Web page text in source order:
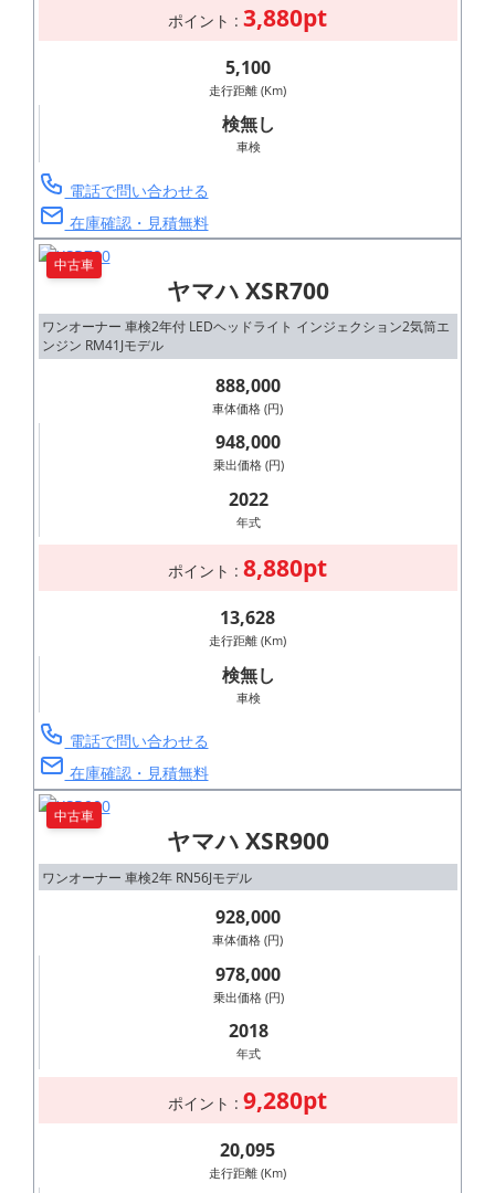
ポイント : 3,880pt
5,100
走行距離 (Km)
検無し
車検
電話で問い合わせる
在庫確認・見積無料
中古車
ヤマハ XSR700
ワンオーナー 車検2年付 LEDヘッドライト インジェクション2気筒エ
ンジン RM41Jモデル
888,000
車体価格 (円)
948,000
乗出価格 (円)
2022
年式
ポイント : 8,880pt
13,628
走行距離 (Km)
検無し
車検
電話で問い合わせる
在庫確認・見積無料
中古車
ヤマハ XSR900
ワンオーナー 車検2年 RN56Jモデル
928,000
車体価格 (円)
978,000
乗出価格 (円)
2018
年式
ポイント : 9,280pt
20,095
走行距離 (Km)